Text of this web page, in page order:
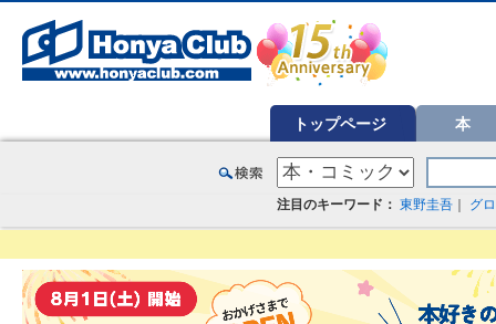
トップページ 本
注目のキーワード： 東野圭吾 グ